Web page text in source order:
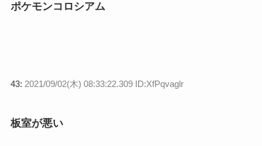
ポケモンコロシアム
43: 2021/09/02(木) 08:33:22.309 ID:XfPqvaglr
板室が悪い